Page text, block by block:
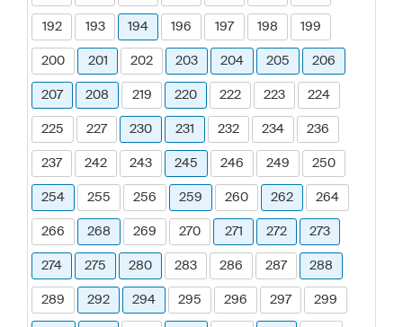
192 193 194 196 197 198 199
200 201 202 203 204 205 206
207 208 219 220 222 223 224
225 227 230 231 232 234 236
237 242 243 245 246 249 250
254 255 256 259 260 262 264
266 268 269 270 271 272 273
274 275 280 283 286 287 288
289 292 294 295 296 297 299